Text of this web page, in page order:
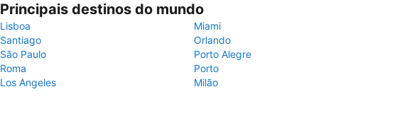
Principais destinos do mundo
Lisboa
Miami
Santiago
Orlando
São Paulo
Porto Alegre
Roma
Porto
Los Angeles
Milão